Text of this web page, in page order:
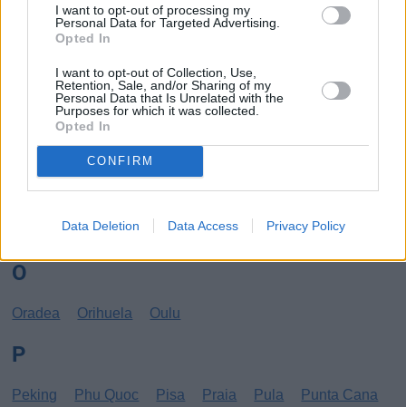
I want to opt-out of processing my
Personal Data for Targeted Advertising.
Opted In
I want to opt-out of Collection, Use,
Retention, Sale, and/or Sharing of my
Personal Data that Is Unrelated with the
Purposes for which it was collected.
Opted In
CONFIRM
Data Deletion Data Access Privacy Policy
Lanzarote Larnaka Lefkas
Linköping
Los Angeles
Lund
Mangalia Marseille
Mexico City
Miami
N
New York Norrköping
O
Oradea Orihuela Oulu
P
Peking Phu Quoc Pisa Praia Pula Punta Cana